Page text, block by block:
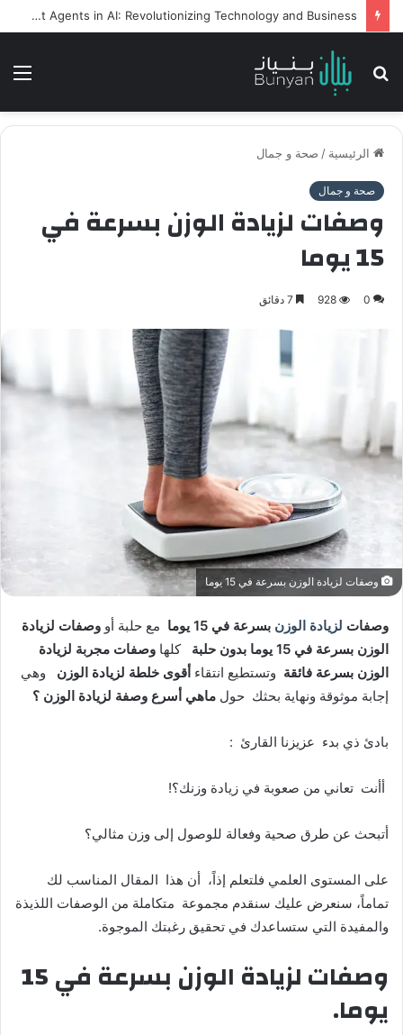
Intelligent Agents in AI: Revolutionizing Technology and Business
بحث
الرئيسية / صحة و جمال
صحة و جمال
وصفات لزيادة الوزن بسرعة في
15 يوما
0
928
وصفات لزيادة الوزن بسرعة في 15 يوما
وصفات لزيادة الوزن بسرعة في 15 يوما مع حلبة أو وصفات لزيادة
الوزن بسرعة في 15 يوما بدون حلبة
كلها وصفات مجربة لزيادة
الوزن بسرعة فائقة وتستطيع انتقاء أقوى خلطة لزيادة الوزن وهي
إجابة موثوقة ونهاية بحثك حول ماهي أسرع وصفة لزيادة الوزن ؟
بادئ ذي بدء عزيزنا القارئ :
أأنت تعاني من صعوبة في زيادة وزنك؟!
أتبحث عن طرق صحية وفعالة للوصول إلى وزن مثالي؟
على المستوى العلمي فلتعلم إذاً، أن هذا المقال المناسب لك
تماماً، سنعرض عليك سنقدم مجموعة متكاملة من الوصفات اللذيذة
والمفيدة التي ستساعدك في تحقيق رغبتك الموجوة.
وصفات لزيادة الوزن بسرعة في 15
يوما.